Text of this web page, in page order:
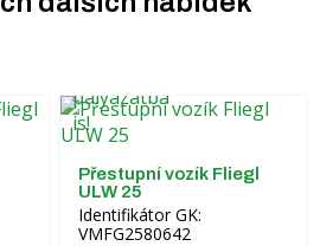
Přestupní vozík Fliegl
ULW 25
Identifikátor GK:
VMFG2580642